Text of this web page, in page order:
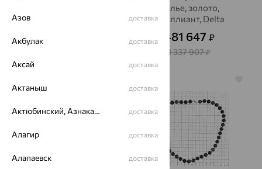
56 540
Колье, золото,
бриллиант, Delta
481 647 ₽
1 337 907₽
Азов доставка
Акбулак доставка
Аксай доставка
Актаныш доставка
Актюбинский, Азнакаевский район доставка
Алагир доставка
Алапаевск доставка